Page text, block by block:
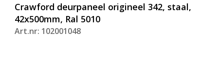
Crawford deurpaneel origineel 342, staal,
42x500mm, Ral 5010
Art.nr: 102001048